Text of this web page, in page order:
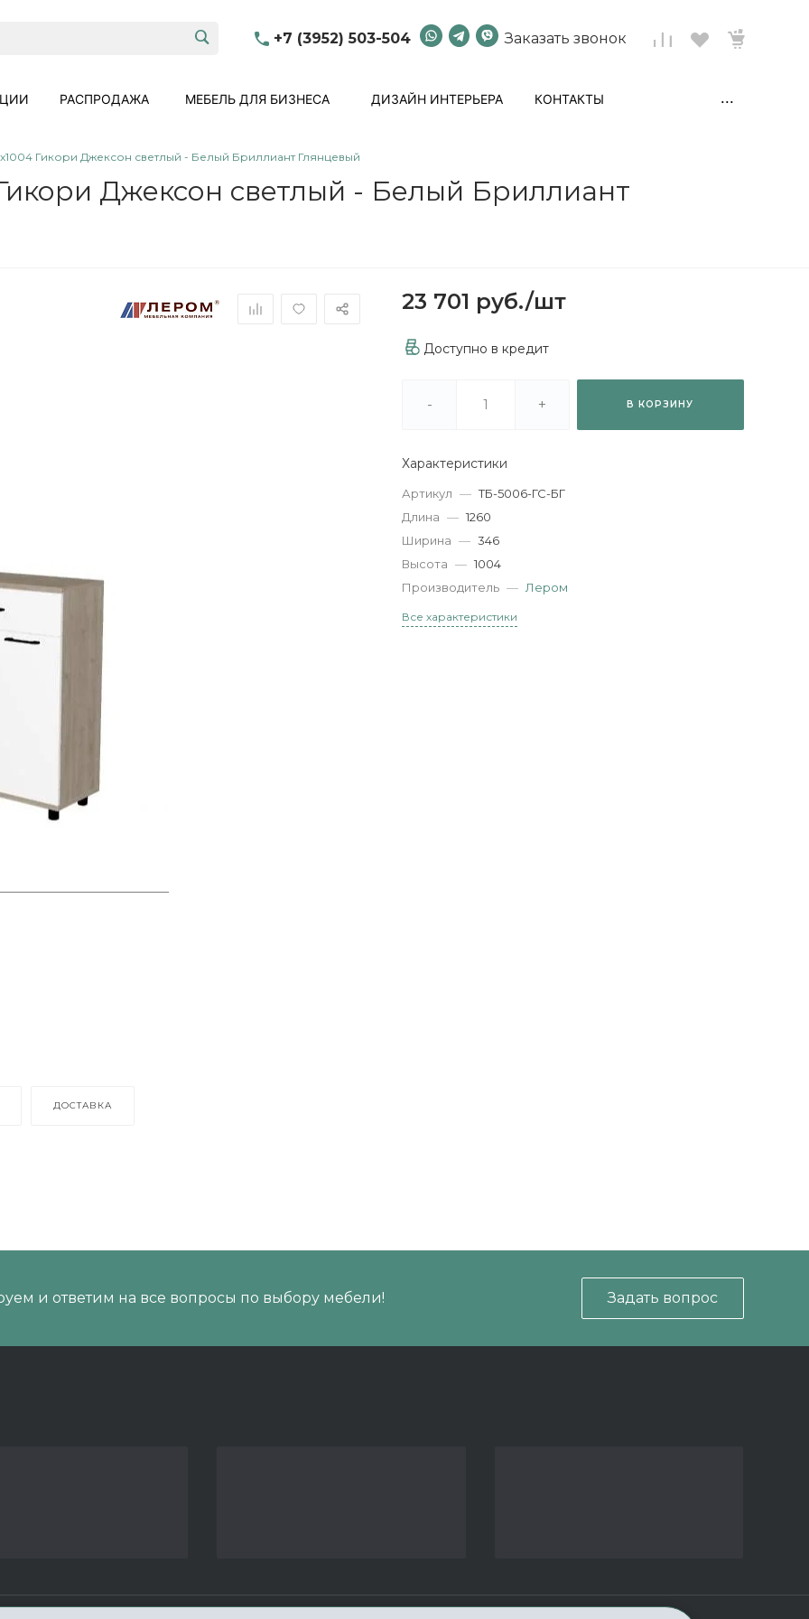
+7 (3952) 503-504 Заказать звонок
РАСПРОДАЖА МЕБЕЛЬ ДЛЯ БИЗНЕСА ДИЗАЙН ИНТЕРЬЕРА КОНТАКТЫ ...
Гикори Джексон светлый - Белый Бриллиант Глянцевый
Джексон светлый - Белый Бриллиант
23 701 руб./шт
Доступно в кредит
- + В КОРЗИНУ
Характеристики
Артикул — ТБ-5006-ГС-БГ
Длина — 1260
Ширина — 346
Высота — 1004
Производитель — Лером
Все характеристики
ДОСТАВКА
и ответим на все вопросы по выбору мебели! Задать вопрос